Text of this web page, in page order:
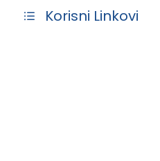
Korisni Linkovi